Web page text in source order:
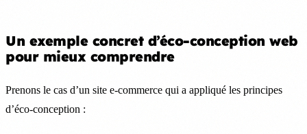
Un exemple concret d’éco-conception web
pour mieux comprendre
Prenons le cas d’un site e-commerce qui a appliqué les principes
d’éco-conception :